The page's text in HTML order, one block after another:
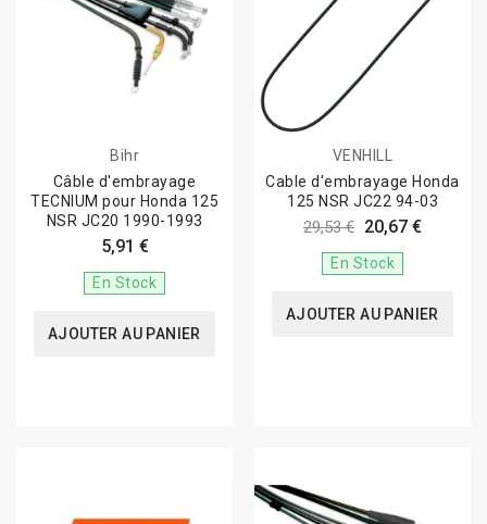
Bihr
Câble d'embrayage
TECNIUM pour Honda 125
NSR JC20 1990-1993
5,91 €
En Stock
AJOUTER AU PANIER
VENHILL
Cable d'embrayage Honda
125 NSR JC22 94-03
29,53 € 20,67 €
En Stock
AJOUTER AU PANIER